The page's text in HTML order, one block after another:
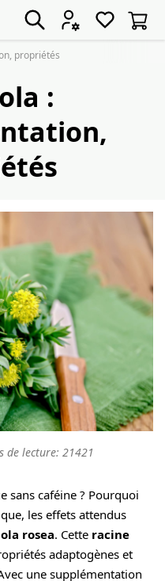
propriétés
:
de lecture: 21421
sans caféine ? Pourquoi
les effets attendus
rosea . Cette racine
adaptogènes et
une supplémentation